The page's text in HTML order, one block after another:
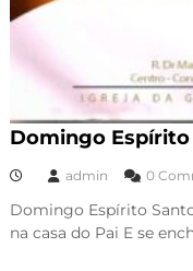
Domingo Espírito
admin 0
Domingo Espírito
na casa do Pai E se